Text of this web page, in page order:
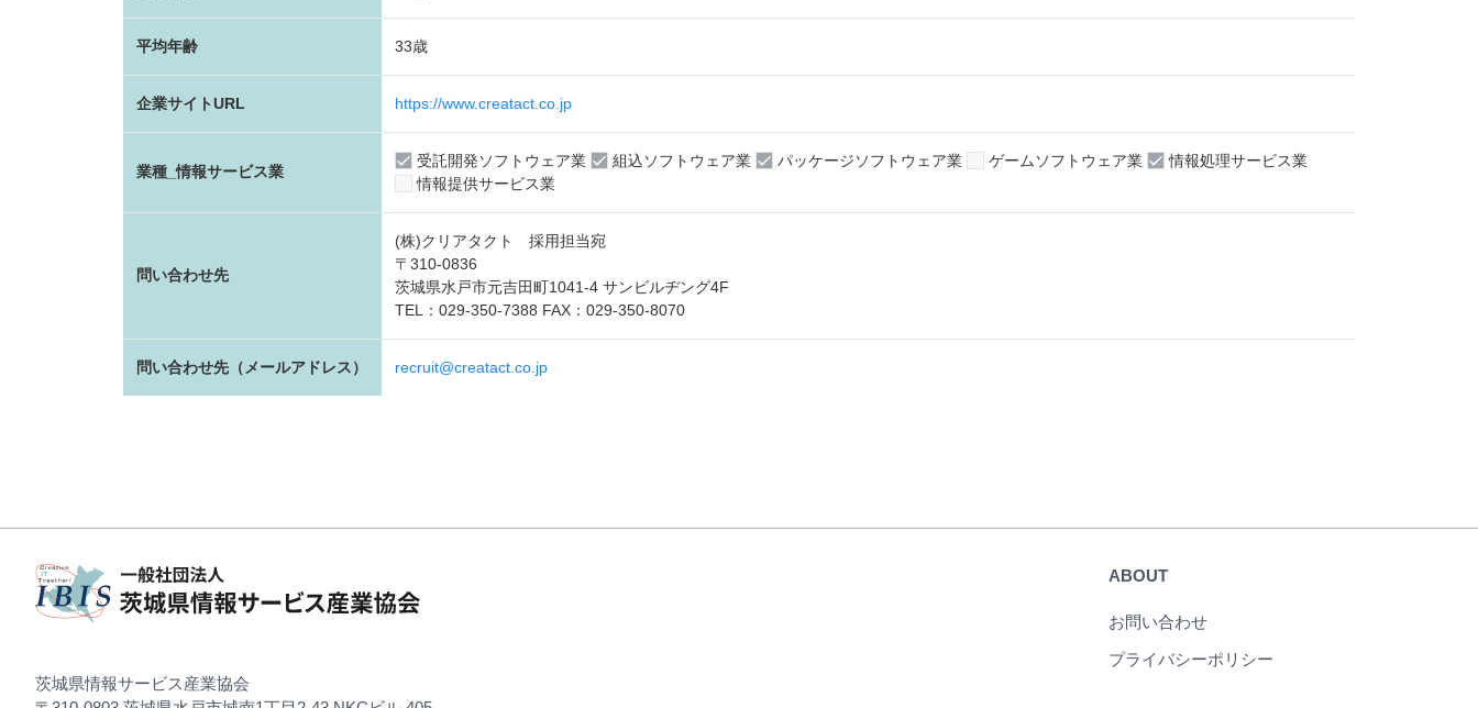
平均年齢 33歳
企業サイトURL https://www.creatact.co.jp
業種_情報サービス業
受託開発ソフトウェア業 組込ソフトウェア業 パッケージソフトウェア業 ゲームソフトウェア業
情報処理サービス業
情報提供サービス業
問い合わせ先
(株)クリアタクト 採用担当宛
〒310-0836
茨城県水戸市元吉田町1041-4 サンビルヂング4F
TEL：029-350-7388 FAX：029-350-8070
問い合わせ先（メールアドレス） recruit@creatact.co.jp
茨城県情報サービス産業協会
ABOUT
お問い合わせ
プライバシーポリシー